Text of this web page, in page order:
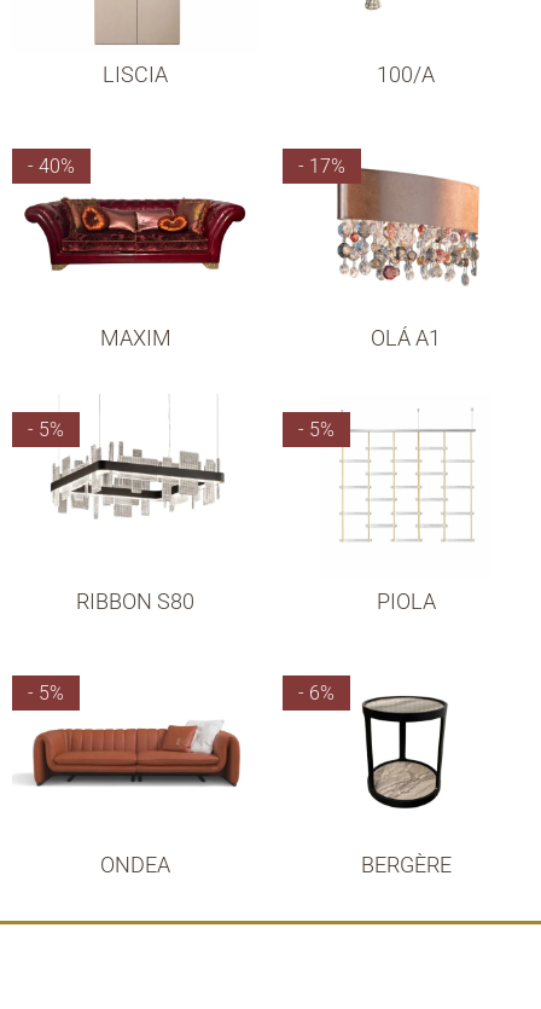
LISCIA 100/A
- 40%
MAXIM
- 17%
OLÁ A1
- 5%
RIBBON S80
- 5%
PIOLA
- 5%
ONDEA
- 6%
BERGÈRE